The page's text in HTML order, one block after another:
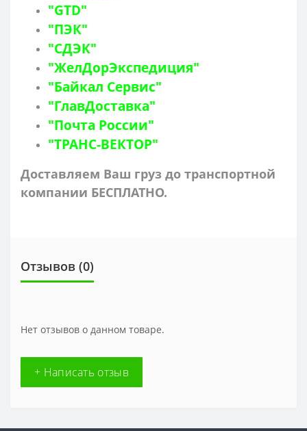
"GTD"
"ПЭК"
"СДЭК"
"ЖелДорЭкспедиция"
"Байкал Сервис"
"ГлавДоставка"
"Почта России"
"ТРАНС-ВЕКТОР"
Доставляем Ваш груз до транспортной
компании БЕСПЛАТНО.
Отзывов (0)
Нет отзывов о данном товаре.
+ Написать отзыв